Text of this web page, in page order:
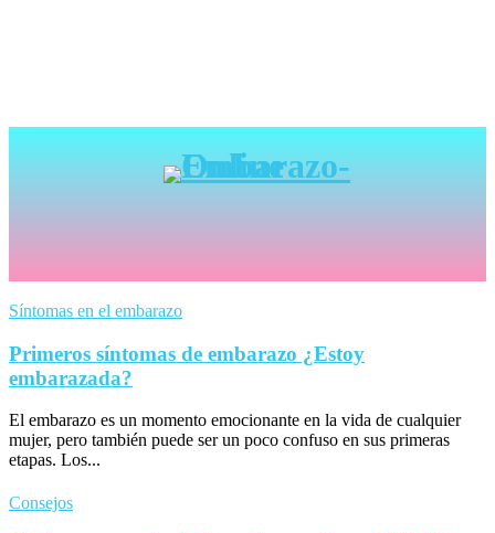
Síntomas en el embarazo
Primeros síntomas de embarazo ¿Estoy
embarazada?
El embarazo es un momento emocionante en la vida de cualquier
mujer, pero también puede ser un poco confuso en sus primeras
etapas. Los...
Consejos